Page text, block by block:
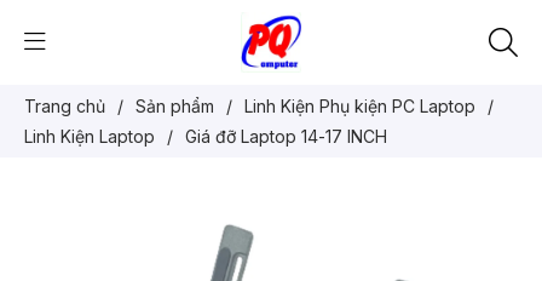
Trang chủ / Sản phẩm / Linh Kiện Phụ kiện PC Laptop
/
Linh Kiện Laptop
/ Giá đỡ Laptop 14-17 INCH